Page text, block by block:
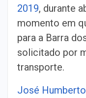
2019, durante
momento em
para a Barra
solicitado por
transporte.
José